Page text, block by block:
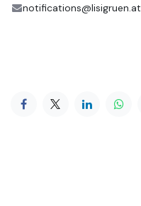
notifications@lisigruen.at